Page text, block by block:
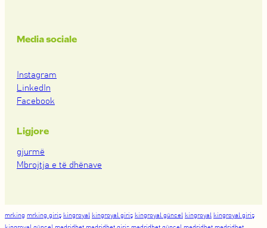
Media sociale
Instagram
LinkedIn
Facebook
Ligjore
gjurmë
Mbrojtja e të dhënave
mrking mrking giriş kingroyal kingroyal giriş kingroyal güncel kingroyal kingroyal giriş